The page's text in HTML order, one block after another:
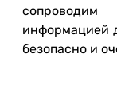
информацией
безопасно и